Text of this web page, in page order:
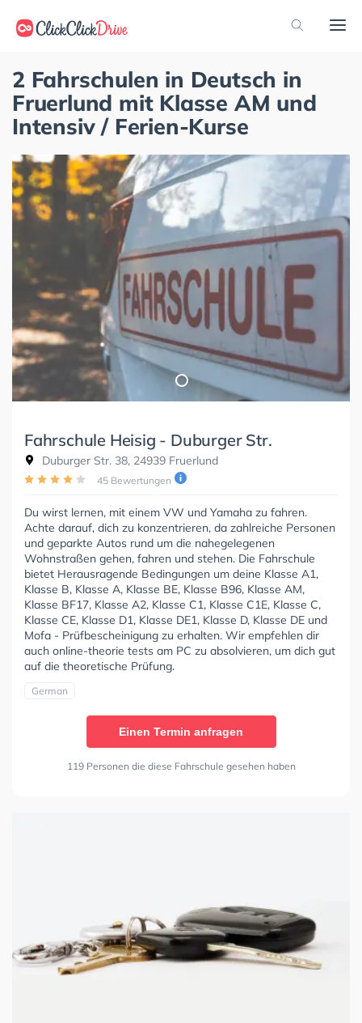
2 Fahrschulen in Deutsch in
Fruerlund mit Klasse AM und
Intensiv / Ferien-Kurse
Fahrschule Heisig - Duburger Str.
Duburger Str. 38, 24939 Fruerlund
45 Bewertungen
Du wirst lernen, mit einem VW und Yamaha zu fahren.
Achte darauf, dich zu konzentrieren, da zahlreiche Personen
und geparkte Autos rund um die nahegelegenen
Wohnstraßen gehen, fahren und stehen. Die Fahrschule
bietet Herausragende Bedingungen um deine Klasse A1,
Klasse B, Klasse A, Klasse BE, Klasse B96, Klasse AM,
Klasse BF17, Klasse A2, Klasse C1, Klasse C1E, Klasse C,
Klasse CE, Klasse D1, Klasse DE1, Klasse D, Klasse DE und
Mofa - Prüfbescheinigung zu erhalten. Wir empfehlen dir
auch online-theorie tests am PC zu absolvieren, um dich gut
auf die theoretische Prüfung.
German
Einen Termin anfragen
119 Personen die diese Fahrschule gesehen haben